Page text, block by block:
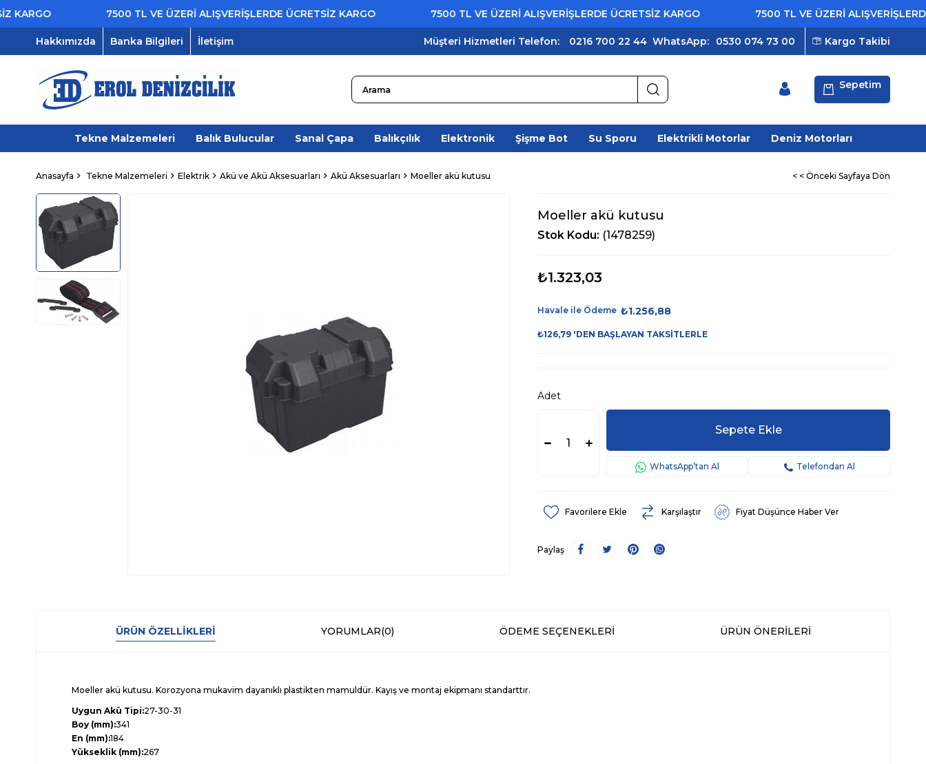
7500 TL VE ÜZERİ ALIŞVERİŞLERDE ÜCRETSİZ KARGO 7500 TL VE ÜZERİ ALIŞVERİŞLERDE ÜCRETSİZ KARGO 7500 TL VE ÜZERİ ALIŞVERİŞLERDE
Hakkımızda Banka Bilgileri İletişim Kargo Takibi
Müşteri Hizmetleri Telefon: 0216 700 22 44WhatsApp: 0530 074 73 00
Sepetim
Tekne Malzemeleri Balık Bulucular Sanal Çapa Balıkçılık Elektronik Şişme Bot Su Sporu Elektrikli Motorlar Deniz Motorları
Anasayfa Tekne Malzemeleri Elektrik Akü ve Akü Aksesuarları Akü Aksesuarları Moeller akü kutusu < < Önceki Sayfaya Dön
Moeller akü kutusu
Stok Kodu (1478259)
₺1.323,03
Havale ile Ödeme ₺1.256,88
₺126,79 'DEN BAŞLAYAN TAKSITLERLE
Adet
WhatsApp’tan Al Telefondan Al
Favorilere Ekle Karşılaştır Fiyat Düşünce Haber Ver
Paylaş
ÜRÜN ÖZELLIKLERI YORUMLAR(0) ÖDEME SEÇENEKLERI ÜRÜN ÖNERILERI
Moeller akü kutusu. Korozyona mukavim dayanıklı plastikten mamuldür. Kayış ve montaj ekipmanı standarttır.
Uygun Akü Tipi:27-30-31
Boy (mm):341
En (mm):184
Yükseklik (mm):267